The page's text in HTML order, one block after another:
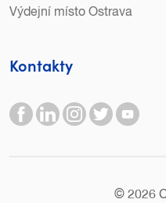
Výdejní místo Ostrava
Kontakty
© 2026